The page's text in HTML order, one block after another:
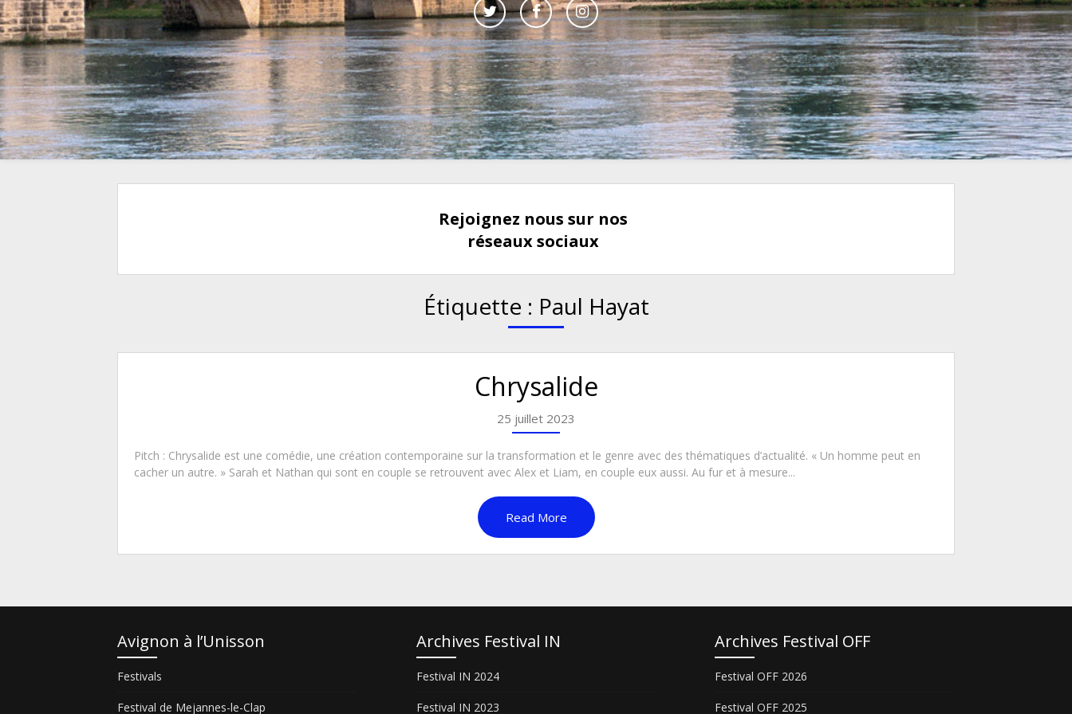
Rejoignez nous sur nos
réseaux sociaux
Étiquette : Paul Hayat
Chrysalide
25 juillet 2023
Pitch : Chrysalide est une comédie, une création contemporaine sur la transformation et le genre avec des thématiques d’actualité. « Un homme peut en
cacher un autre. » Sarah et Nathan qui sont en couple se retrouvent avec Alex et Liam, en couple eux aussi. Au fur et à mesure...
Read More
Avignon à l’Unisson
Festivals
Festival de Mejannes-le-Clap
Archives Festival IN
Festival IN 2024
Festival IN 2023
Archives Festival OFF
Festival OFF 2026
Festival OFF 2025